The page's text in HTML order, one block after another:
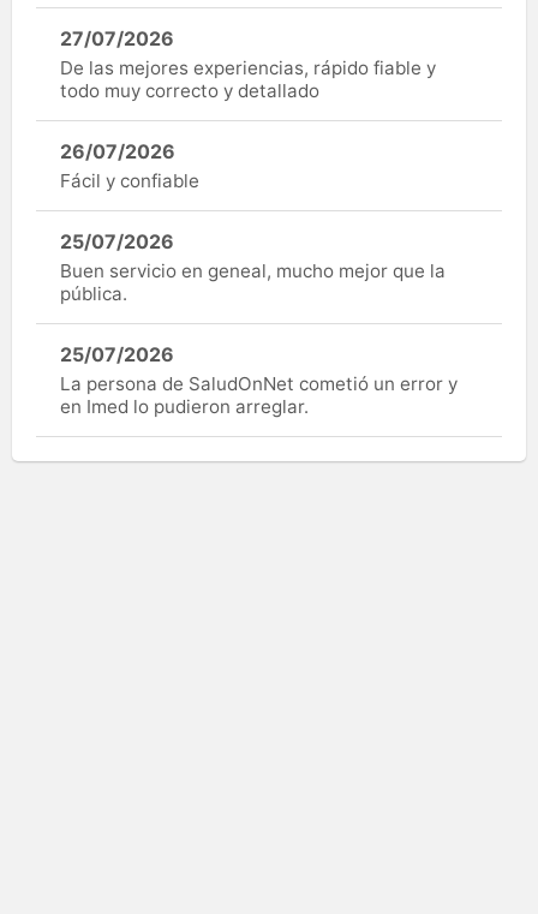
27/07/2026
De las mejores experiencias, rápido fiable y
todo muy correcto y detallado
26/07/2026
Fácil y confiable
25/07/2026
Buen servicio en geneal, mucho mejor que la
pública.
25/07/2026
La persona de SaludOnNet cometió un error y
en Imed lo pudieron arreglar.